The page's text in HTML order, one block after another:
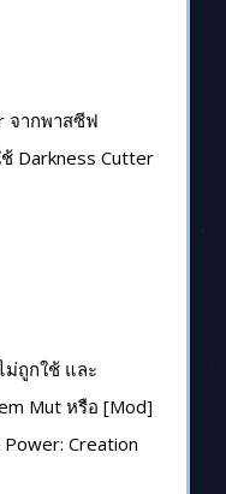
จากพาสซีฟ
Darkness Cutter
ม่ถูกใช้ และ
Mut หรือ [Mod]
Creation